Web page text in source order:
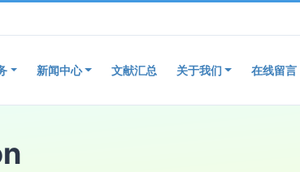
新闻中心 文献汇总 关于我们 在线留言